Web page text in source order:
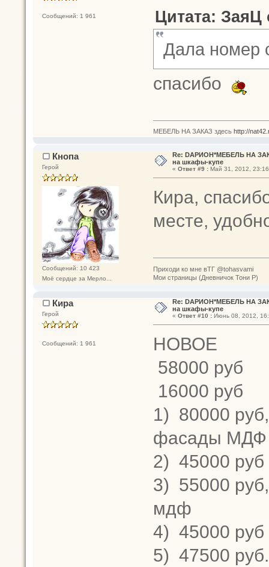
Сообщений: 1 961 Цитата: ЗаяЦ
Дала номер
спасибо
МЕБЕЛЬ НА ЗАКАЗ здесь http://
Кнопа
Герой
Сообщений: 10 423
Моё сердце за Мерло...
Re: DАРИОН*МЕБЕЛЬ НА
на шкафы-купе
« Ответ #9 :Май 31, 2012,
Кира,
месте,
Приходи ко мне вТГ @tohasvami
Мои страницы (Дневничок Тони Р)
Кира
Герой
Сообщений: 1 961
Re: DАРИОН*МЕБЕЛЬ НА
на шкафы-купе
« Ответ #10 :Июнь 08, 2012,
НОВОЕ
58000 руб
16000 руб
1) 80000
фасады МДФ
2) 45000 руб
3) 55000
мдф
4) 45000 руб
5) 47500